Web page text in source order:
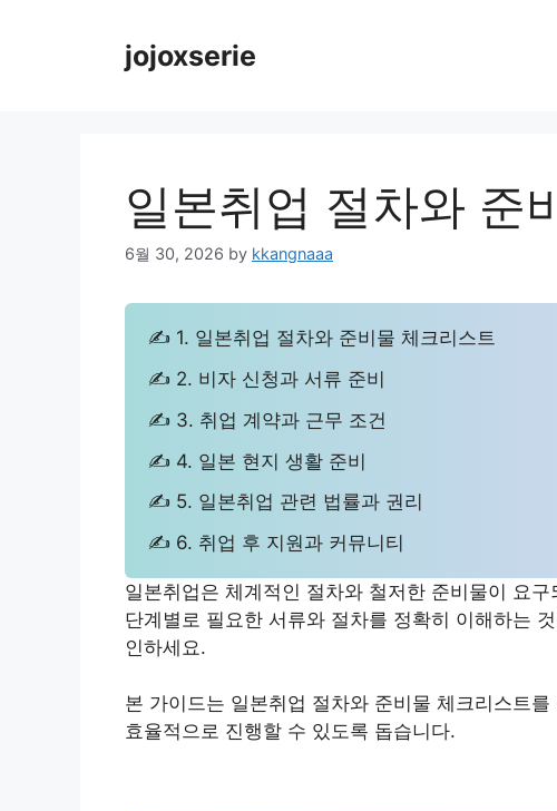
jojoxserie
일본취업 절차와 준
6월 30, 2026 by kkangnaaa
✍ 1. 일본취업 절차와 준비물 체크리스트
✍ 2. 비자 신청과 서류 준비
✍ 3. 취업 계약과 근무 조건
✍ 4. 일본 현지 생활 준비
✍ 5. 일본취업 관련 법률과 권리
✍ 6. 취업 후 지원과 커뮤니티
일본취업은 체계적인 절차와 철저한 준비물이 요
단계별로 필요한 서류와 절차를 정확히 이해하는
인하세요.
본 가이드는 일본취업 절차와 준비물 체크리스트
효율적으로 진행할 수 있도록 돕습니다.